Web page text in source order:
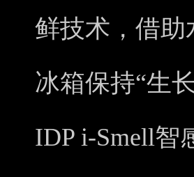
鲜技术，借
冰箱保持“生
IDP i-Smell智